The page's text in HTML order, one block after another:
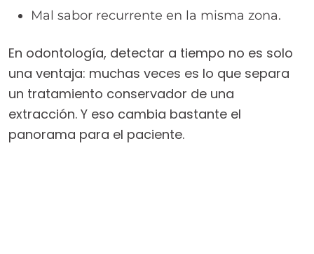
Mal sabor recurrente en la misma zona.
En odontología, detectar a tiempo no es solo
una ventaja: muchas veces es lo que separa
un tratamiento conservador de una
extracción. Y eso cambia bastante el
panorama para el paciente.